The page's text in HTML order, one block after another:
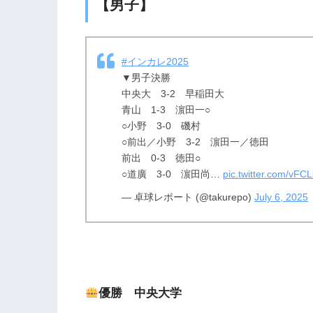
【男子】
#インカレ2025
▼男子決勝
中央大 3-2 早稲田大
青山 1-3 濵田一○
○小野 3-0 磯村
○前出／小野 3-2 濵田一／徳田
前出 0-3 徳田○
○道廣 3-0 濵田尚… pic.twitter.com/
— 卓球レポート (@takurepo) July 6, 2025
優勝 中央大学